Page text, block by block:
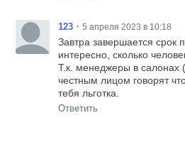
123 • 5 апреля 2023 в 10:18
Завтра завершается срок
интересно, сколько
Т.к. менеджеры в салонах
честным лицом говорят
тебя льготка.
Ответить